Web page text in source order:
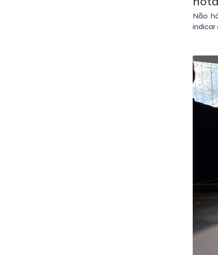
Não
indicar